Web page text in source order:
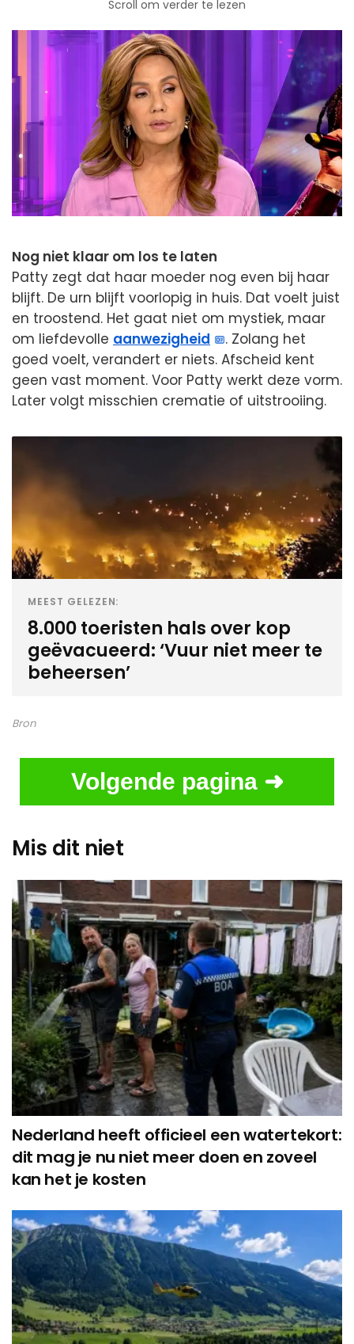
Scroll om verder te lezen
Nog niet klaar om los te laten
Patty zegt dat haar moeder nog even bij haar
blijft. De urn blijft voorlopig in huis. Dat voelt juist
en troostend. Het gaat niet om mystiek, maar
om liefdevolle aanwezigheid
. Zolang het
goed voelt, verandert er niets. Afscheid kent
geen vast moment. Voor Patty werkt deze vorm.
Later volgt misschien crematie of uitstrooiing.
MEEST GELEZEN:
8.000 toeristen hals over kop
geëvacueerd: ‘Vuur niet meer te
beheersen’
Bron
Volgende pagina ➜
Mis dit niet
Nederland heeft officieel een watertekort:
dit mag je nu niet meer doen en zoveel
kan het je kosten